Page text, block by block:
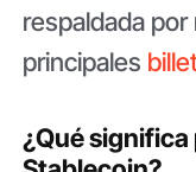
respaldada
principales
¿Qué